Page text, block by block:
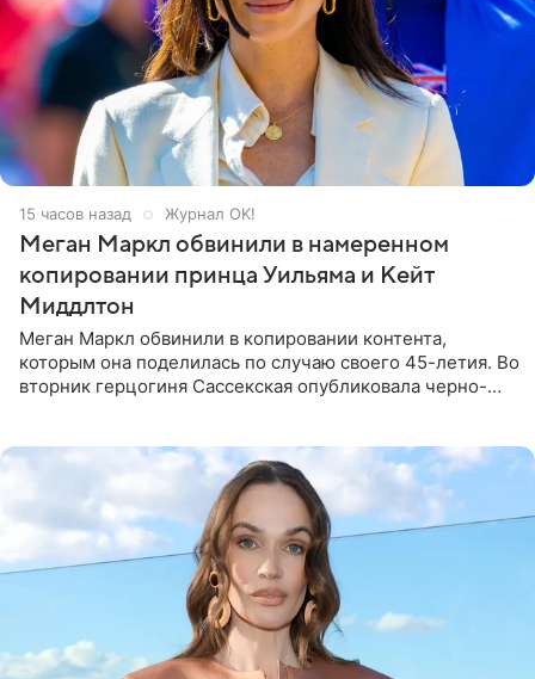
15 часов назад Журнал OK!
Меган Маркл обвинили в намеренном
копировании принца Уильяма и Кейт
Миддлтон
Меган Маркл обвинили в копировании контента,
которым она поделилась по случаю своего 45-летия. Во
вторник герцогиня Сассекская опубликовала черно-